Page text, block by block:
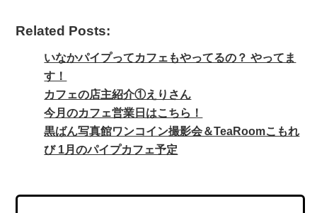
c
e
b
o
o
k
st
o
o
n
ail
Related Posts:
いなかパイプってカフェもやってるの？ やってま
す！
カフェの店主紹介①えりさん
今月のカフェ営業日はこちら！
黒ばん写真館ワンコイン撮影会＆TeaRoomこもれ
び 1月のパイプカフェ予定